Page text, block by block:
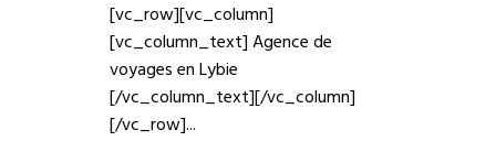
[vc_row][vc_column]
[vc_column_text] Agence de
voyages en Lybie
[/vc_column_text][/vc_column]
[/vc_row]